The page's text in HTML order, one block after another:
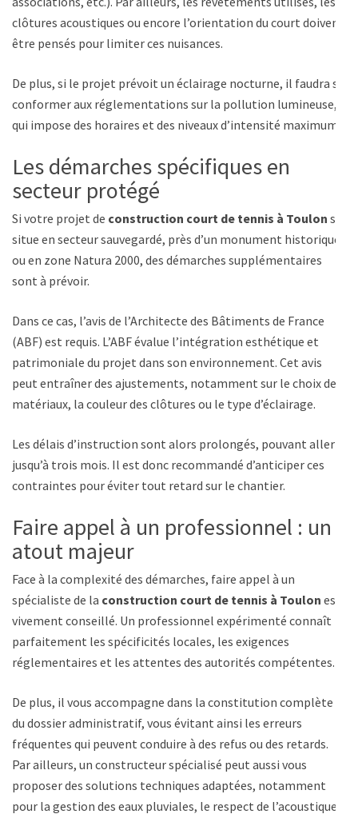
clôtures acoustiques ou encore l’orientation du court doivent
être pensés pour limiter ces nuisances.
De plus, si le projet prévoit un éclairage nocturne, il faudra se
conformer aux réglementations sur la pollution lumineuse,
qui impose des horaires et des niveaux d’intensité maximum.
Les démarches spécifiques en
secteur protégé
Si votre projet de construction court de tennis à Toulon se
situe en secteur sauvegardé, près d’un monument historique
ou en zone Natura 2000, des démarches supplémentaires
sont à prévoir.
Dans ce cas, l’avis de l’Architecte des Bâtiments de France
(ABF) est requis. L’ABF évalue l’intégration esthétique et
patrimoniale du projet dans son environnement. Cet avis
peut entraîner des ajustements, notamment sur le choix des
matériaux, la couleur des clôtures ou le type d’éclairage.
Les délais d’instruction sont alors prolongés, pouvant aller
jusqu’à trois mois. Il est donc recommandé d’anticiper ces
contraintes pour éviter tout retard sur le chantier.
Faire appel à un professionnel : un
atout majeur
Face à la complexité des démarches, faire appel à un
spécialiste de la construction court de tennis à Toulon est
vivement conseillé. Un professionnel expérimenté connaît
parfaitement les spécificités locales, les exigences
réglementaires et les attentes des autorités compétentes.
De plus, il vous accompagne dans la constitution complète
du dossier administratif, vous évitant ainsi les erreurs
fréquentes qui peuvent conduire à des refus ou des retards.
Par ailleurs, un constructeur spécialisé peut aussi vous
proposer des solutions techniques adaptées, notamment
pour la gestion des eaux pluviales, le respect de l’acoustique